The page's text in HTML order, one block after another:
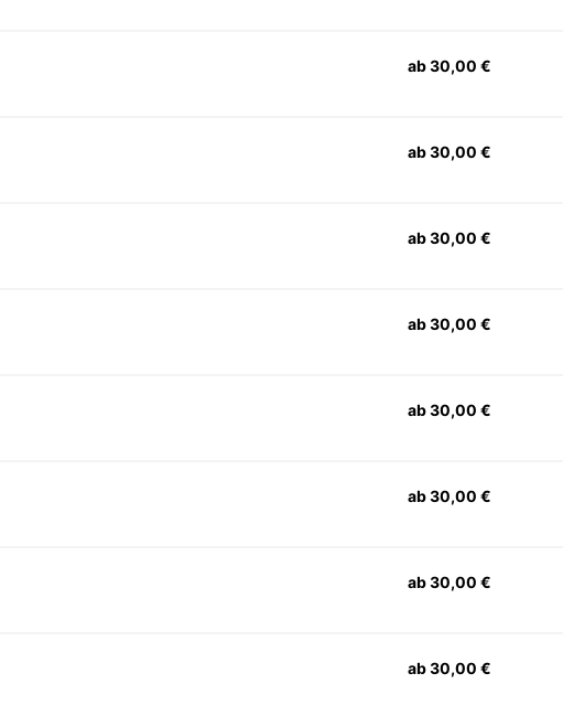
ab 30,00 €
ab 30,00 €
ab 30,00 €
ab 30,00 €
ab 30,00 €
ab 30,00 €
ab 30,00 €
ab 30,00 €